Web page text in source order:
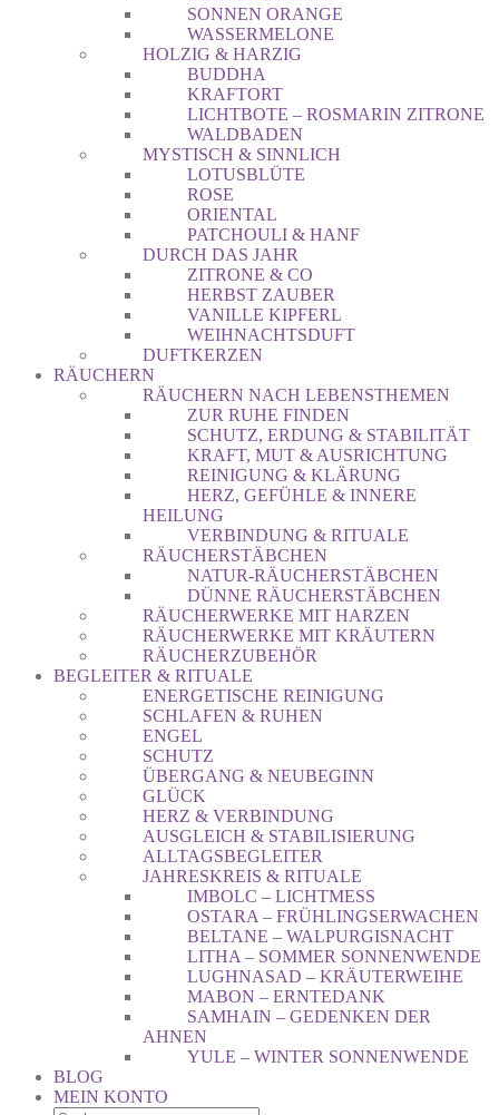
SONNEN ORANGE
WASSERMELONE
HOLZIG & HARZIG
BUDDHA
KRAFTORT
LICHTBOTE – ROSMARIN ZITRONE
WALDBADEN
MYSTISCH & SINNLICH
LOTUSBLÜTE
ROSE
ORIENTAL
PATCHOULI & HANF
DURCH DAS JAHR
ZITRONE & CO
HERBST ZAUBER
VANILLE KIPFERL
WEIHNACHTSDUFT
DUFTKERZEN
RÄUCHERN
RÄUCHERN NACH LEBENSTHEMEN
ZUR RUHE FINDEN
SCHUTZ, ERDUNG & STABILITÄT
KRAFT, MUT & AUSRICHTUNG
REINIGUNG & KLÄRUNG
HERZ, GEFÜHLE & INNERE
HEILUNG
VERBINDUNG & RITUALE
RÄUCHERSTÄBCHEN
NATUR-RÄUCHERSTÄBCHEN
DÜNNE RÄUCHERSTÄBCHEN
RÄUCHERWERKE MIT HARZEN
RÄUCHERWERKE MIT KRÄUTERN
RÄUCHERZUBEHÖR
BEGLEITER & RITUALE
ENERGETISCHE REINIGUNG
SCHLAFEN & RUHEN
ENGEL
SCHUTZ
ÜBERGANG & NEUBEGINN
GLÜCK
HERZ & VERBINDUNG
AUSGLEICH & STABILISIERUNG
ALLTAGSBEGLEITER
JAHRESKREIS & RITUALE
IMBOLC – LICHTMESS
OSTARA – FRÜHLINGSERWACHEN
BELTANE – WALPURGISNACHT
LITHA – SOMMER SONNENWENDE
LUGHNASAD – KRÄUTERWEIHE
MABON – ERNTEDANK
SAMHAIN – GEDENKEN DER
AHNEN
YULE – WINTER SONNENWENDE
BLOG
MEIN KONTO